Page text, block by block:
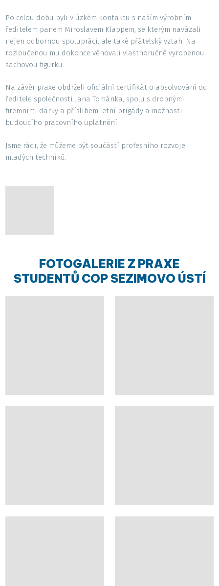
Po celou dobu byli v úzkém kontaktu s naším výrobním
ředitelem panem Miroslavem Klappem, se kterým navázali
nejen odbornou spolupráci, ale také přátelský vztah. Na
rozloučenou mu dokonce věnovali vlastnoručně vyrobenou
šachovou figurku.
Na závěr praxe obdrželi oficiální certifikát o absolvování od
ředitele společnosti Jana Tománka, spolu s drobnými
firemními dárky a příslibem letní brigády a možnosti
budoucího pracovního uplatnění.
Jsme rádi, že můžeme být součástí profesního rozvoje
mladých techniků.
FOTOGALERIE Z PRAXE
STUDENTŮ COP SEZIMOVO ÚSTÍ